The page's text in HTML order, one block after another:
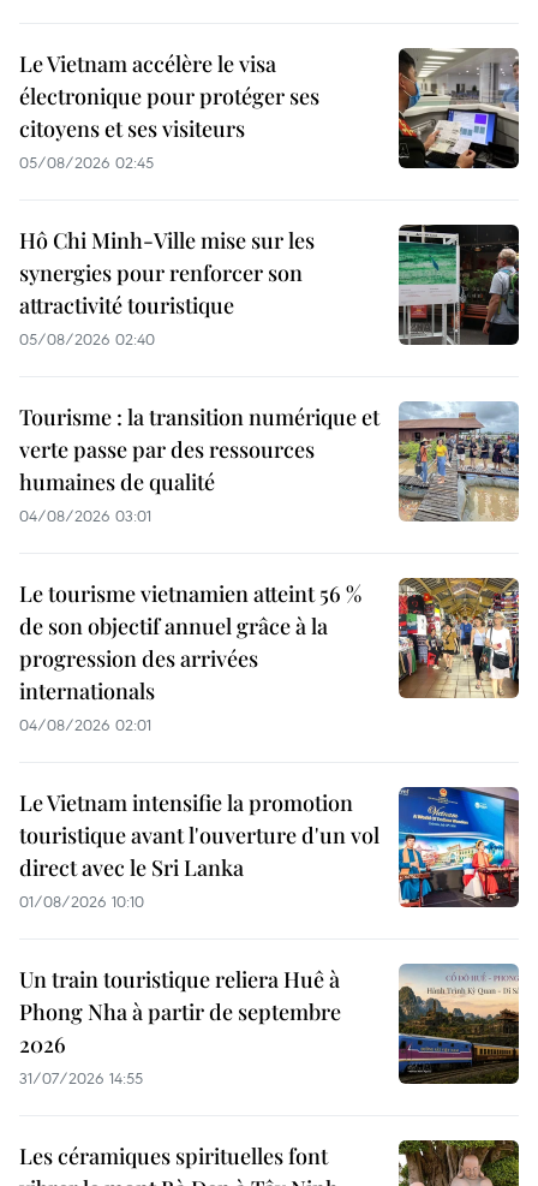
Le Vietnam accélère le visa
électronique pour protéger ses
citoyens et ses visiteurs
05/08/2026 02:45
Hô Chi Minh-Ville mise sur les
synergies pour renforcer son
attractivité touristique
05/08/2026 02:40
Tourisme : la transition numérique et
verte passe par des ressources
humaines de qualité
04/08/2026 03:01
Le tourisme vietnamien atteint 56 %
de son objectif annuel grâce à la
progression des arrivées
internationals
04/08/2026 02:01
Le Vietnam intensifie la promotion
touristique avant l'ouverture d'un vol
direct avec le Sri Lanka
01/08/2026 10:10
Un train touristique reliera Huê à
Phong Nha à partir de septembre
2026
31/07/2026 14:55
Les céramiques spirituelles font